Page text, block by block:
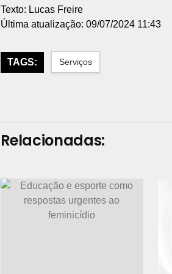
Texto: Lucas Freire
Última atualização: 09/07/2024 11:43
TAGS: Serviços
Relacionadas: